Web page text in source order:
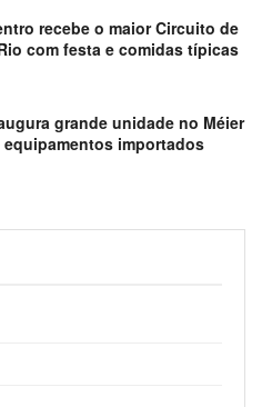
recebe o maior Circuito de
com festa e comidas típicas
grande unidade no Méier
equipamentos importados